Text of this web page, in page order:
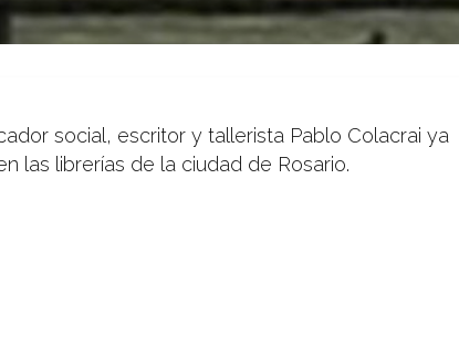
social, escritor y tallerista Pablo Colacrai ya
las librerías de la ciudad de Rosario.